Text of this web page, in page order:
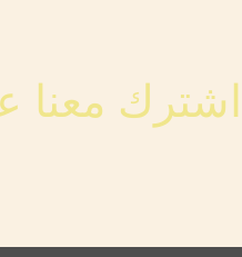
اشترك معنا